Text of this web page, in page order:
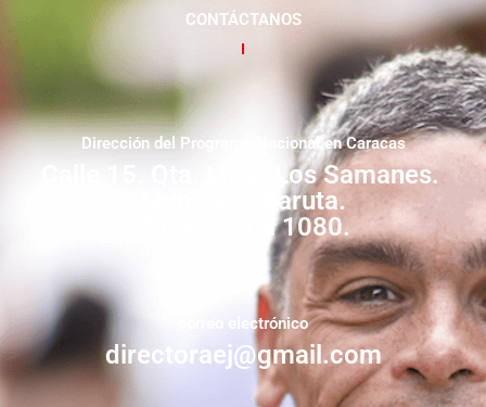
CONTÁCTANOS
Dirección del Programa Nacional en Caracas
Calle 15. Qta. Livia. Los Samanes.
Municipio Baruta.
Zona Postal 1080.
correo electrónico
directoraej@gmail.com